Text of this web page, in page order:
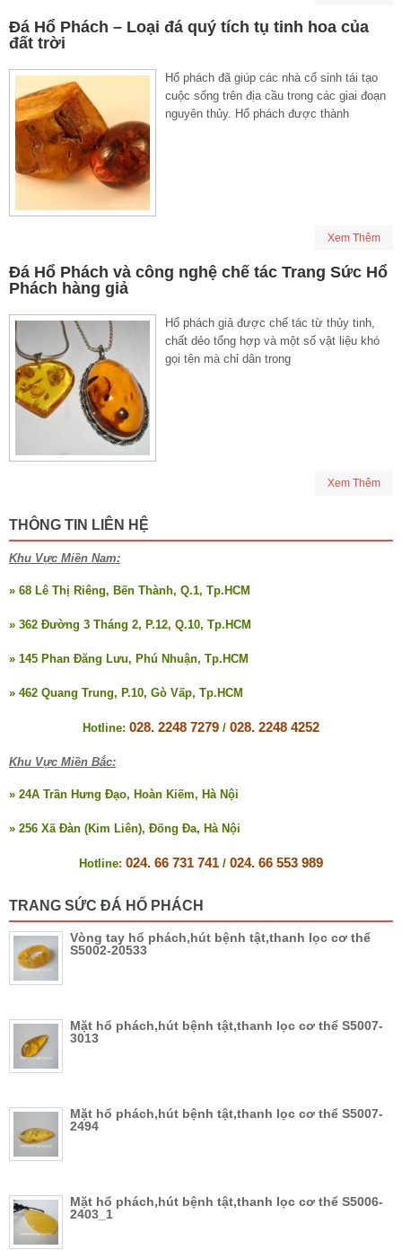
Đá Hổ Phách – Loại đá quý tích tụ tinh hoa của
đất trời
Hổ phách đã giúp các nhà cổ sinh tái tạo
cuộc sống trên địa cầu trong các giai đoạn
nguyên thủy. Hổ phách được thành
Xem Thêm
Đá Hổ Phách và công nghệ chế tác Trang Sức Hổ
Phách hàng giả
Hổ phách giả được chế tác từ thủy tinh,
chất dẻo tổng hợp và một số vật liệu khó
gọi tên mà chỉ dân trong
Xem Thêm
THÔNG TIN LIÊN HỆ
Khu Vực Miền Nam:
» 68 Lê Thị Riêng, Bến Thành, Q.1, Tp.HCM
» 362 Đường 3 Tháng 2, P.12, Q.10, Tp.HCM
» 145 Phan Đăng Lưu, Phú Nhuận, Tp.HCM
» 462 Quang Trung, P.10, Gò Vấp, Tp.HCM
Hotline: 028. 2248 7279 / 028. 2248 4252
Khu Vực Miền Bắc:
» 24A Trần Hưng Đạo, Hoàn Kiếm, Hà Nội
» 256 Xã Đàn (Kim Liên), Đống Đa, Hà Nội
Hotline: 024. 66 731 741 / 024. 66 553 989
TRANG SỨC ĐÁ HỔ PHÁCH
Vòng tay hổ phách,hút bệnh tật,thanh lọc cơ thể
S5002-20533
Mặt hổ phách,hút bệnh tật,thanh lọc cơ thể S5007-
3013
Mặt hổ phách,hút bệnh tật,thanh lọc cơ thể S5007-
2494
Mặt hổ phách,hút bệnh tật,thanh lọc cơ thể S5006-
2403_1